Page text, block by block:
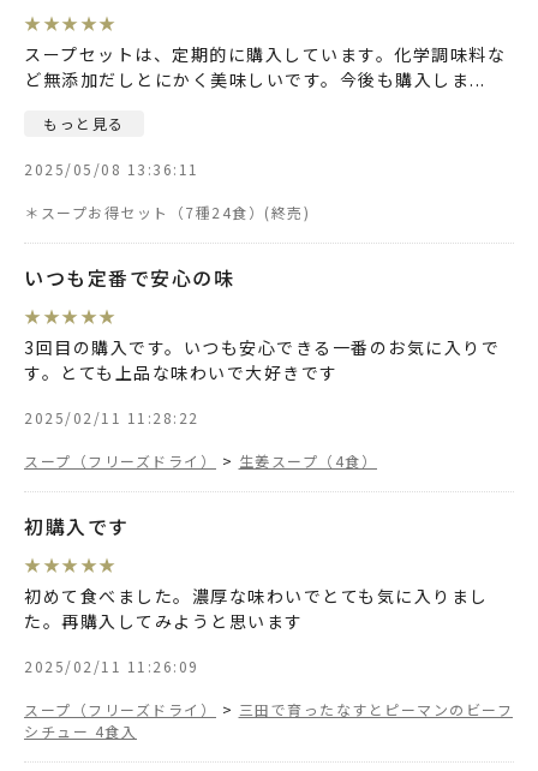
★ ★★ ★★
スープセットは、定期的に購入しています。化学調味料な
ど無添加だしとにかく美味しいです。今後も購入しま ...
もっと見る
2025/05/08 13:36:11
＊スープお得セット（7種24食）
いつも定番で安心の味
★ ★★ ★★
3回目の購入です。いつも安心できる一番のお気に入りで
す。とても上品な味わいで大好きです
2025/02/11 11:28:22
スープ（フリーズドライ） > 生姜スープ（4食）
初購入です
★ ★★ ★★
初めて食べました。濃厚な味わいでとても気に入りまし
た。再購入してみようと思います
2025/02/11 11:26:09
スープ（フリーズドライ） > 三田で育ったなすとピーマンのビーフ
シチュー 4食入